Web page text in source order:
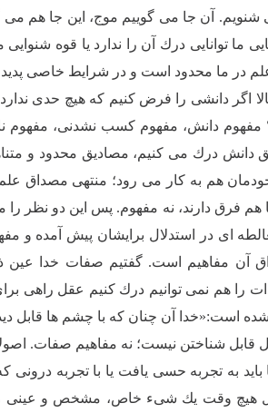
آن جا مى گوییم موج، این جا هم مى
ما توانایى درك آن را ندارد یا قوه
در ما محدود است و در شرایط خاصى
اگر دانشى را فرض كنیم كه هیچ حدى
دانش، مفهوم كسب نشدنى، مفهوم
دانش درك مى كنیم، مصادیق محدود و
هم به كار مى رود؛ منتهى مصداق
فرق دارند، نه مفهوم. پس این دو نظر را
اى در استدلال برایشان پیش آمده و
آن مفاهیم است. گفتیم صفات خدا
را هم نمى توانیم درك كنیم عقل راهى
شده است:«خدا آن چنان كه با چشم ها قابل
قابل شناختن نیست؛ نه مفاهیم صفات.
باید به تجربه حسى یافت یا با تجربه
وقت یك شىء خاص، مشخص و عینى را